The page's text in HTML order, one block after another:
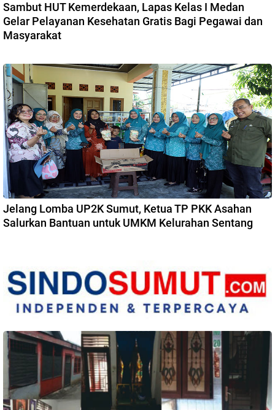
Sambut HUT Kemerdekaan, Lapas Kelas I Medan
Gelar Pelayanan Kesehatan Gratis Bagi Pegawai dan
Masyarakat
Jelang Lomba UP2K Sumut, Ketua TP PKK Asahan
Salurkan Bantuan untuk UMKM Kelurahan Sentang